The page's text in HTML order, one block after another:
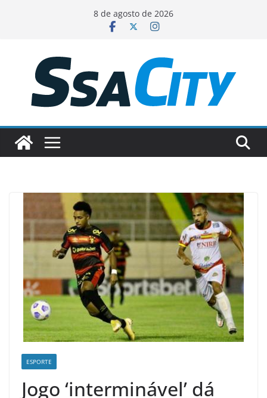
conteúdo
8 de agosto de 2026
ESPORTE
Jogo ‘interminável’ dá